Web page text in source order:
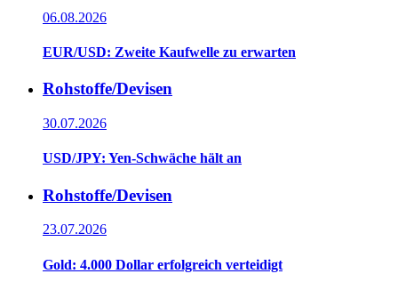
06.08.2026
EUR/USD: Zweite Kaufwelle zu erwarten
Rohstoffe/Devisen
30.07.2026
USD/JPY: Yen-Schwäche hält an
Rohstoffe/Devisen
23.07.2026
Gold: 4.000 Dollar erfolgreich verteidigt